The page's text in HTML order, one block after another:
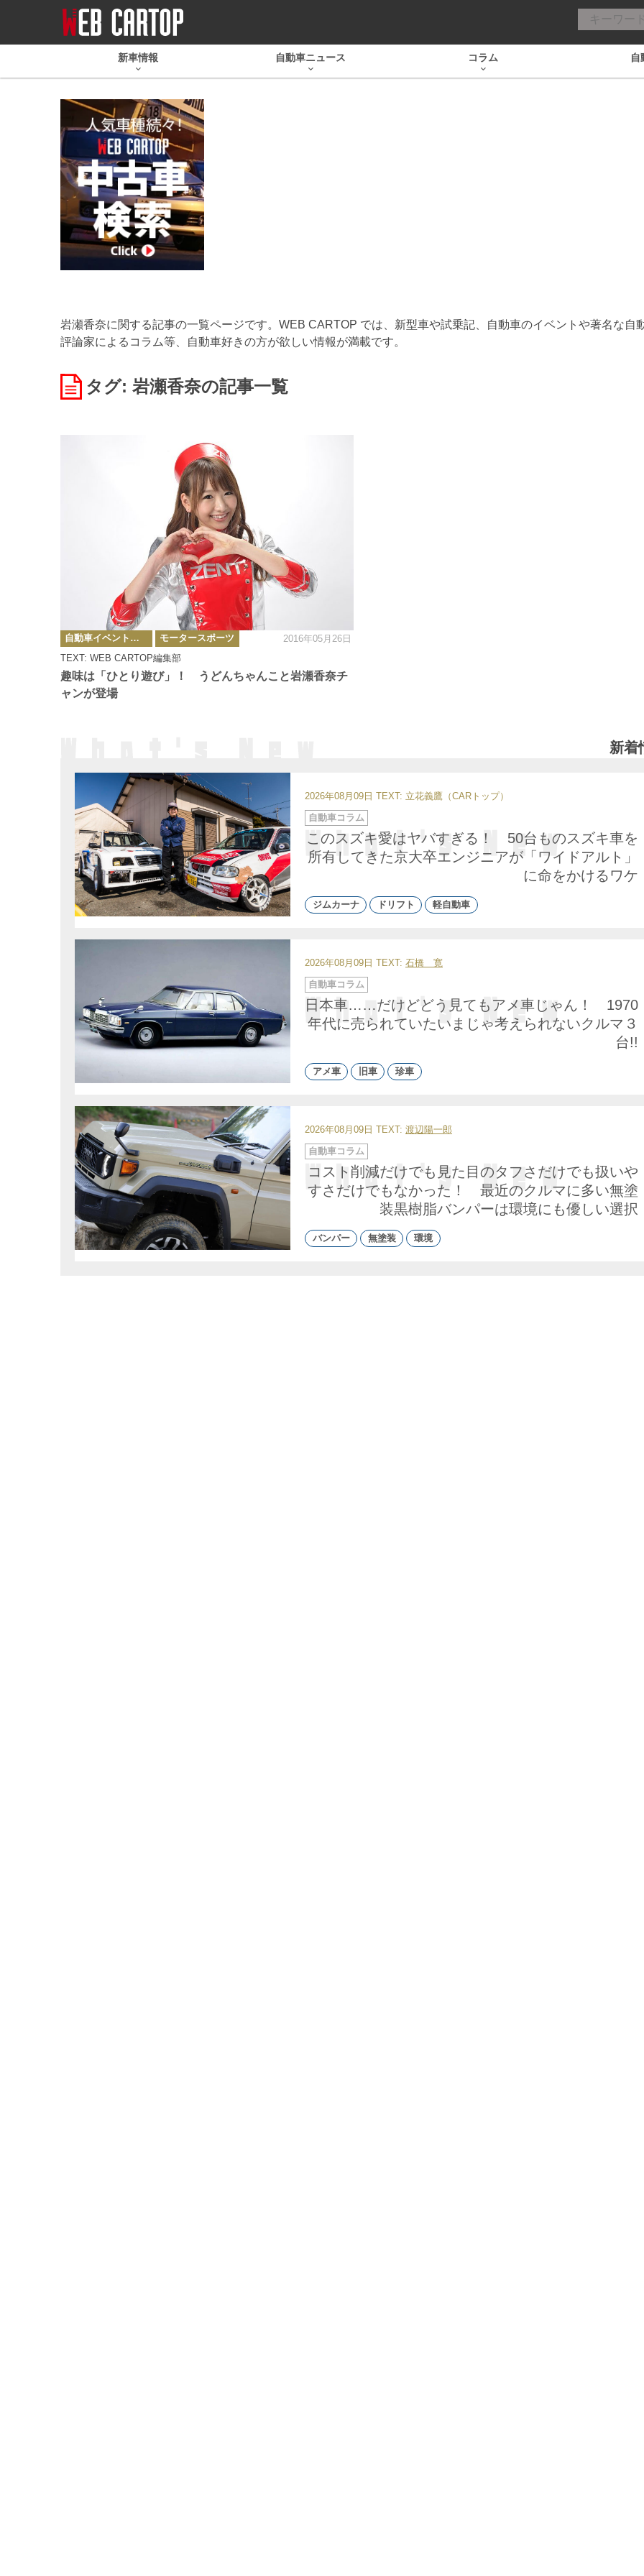
新車情報 自動車ニュース コラム 自
岩瀬香奈に関する記事の一覧ページです。WEB CARTOP では、新型車や試乗記、自動車のイベントや著名な自
評論家によるコラム等、自動車好きの方が欲しい情報が満載です。
タグ: 岩瀬香奈の記事一覧
趣味は「ひとり遊び」！ うどんちゃんこと岩瀬香奈チ
ャンが登場
TEXT: WEB CARTOP編集部
カ
テ
ゴ
リ
ー
自動車イベント・カーイベント モータースポーツ 2016年05月26日
新着
2026年08月09日 TEXT: 立花義鷹（CARトップ）
このスズキ愛はヤバすぎる！ 50台ものスズキ車を
所有してきた京大卒エンジニアが「ワイドアルト」
に命をかけるワケ
カ
テ
リ
ー
自動車コラム
ジムカーナ ドリフト 軽自動車
2026年08月09日 TEXT: 石橋 寛
日本車……だけどどう見てもアメ車じゃん！ 1970
年代に売られていたいまじゃ考えられないクルマ３
台!!
カ
テ
ゴ
リ
ー
自動車コラム
アメ車 旧車 珍車
2026年08月09日 TEXT: 渡辺陽一郎
コスト削減だけでも見た目のタフさだけでも扱いや
すさだけでもなかった！ 最近のクルマに多い無塗
装黒樹脂バンパーは環境にも優しい選択
カ
テ
リ
自動車コラム
バンパー 無塗装 環境